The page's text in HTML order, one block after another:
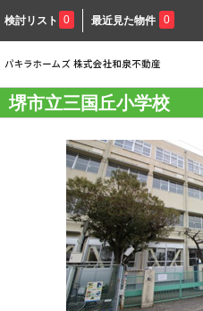
検討リスト 0 最近見た物件 0
堺市立三国丘小学校